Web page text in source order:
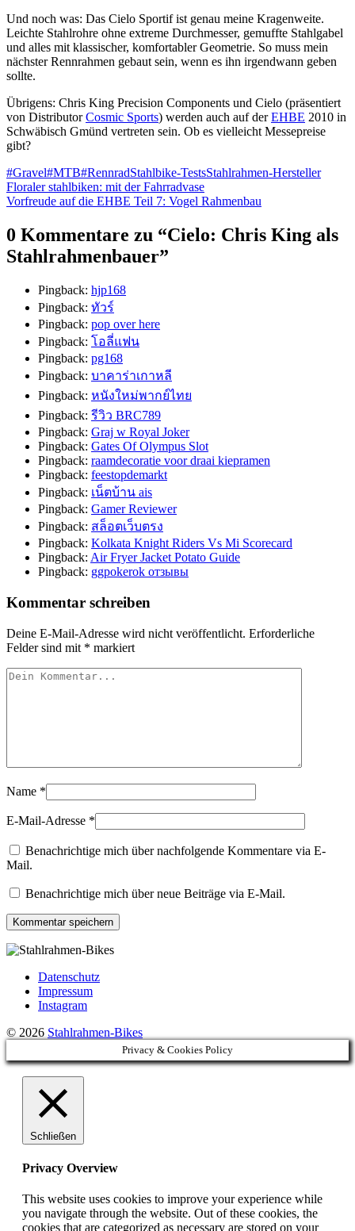
Und noch was: Das Cielo Sportif ist genau meine Kragenweite.
Leichte Stahlrohre ohne extreme Durchmesser, gemuffte Stahlgabel
und alles mit klassischer, komfortabler Geometrie. So muss mein
nächster Rennrahmen gebaut sein, wenn es ihn irgendwann geben
sollte.
Übrigens: Chris King Precision Components und Cielo (präsentiert
von DistributorCosmic Sports) werden auch auf derEHBE 2010 in
Schwäbisch Gmünd vertreten sein. Ob es vielleicht Messepreise
gibt?
#Gravel#MTB#RennradStahlbike-TestsStahlrahmen-Hersteller
Beitragsnavigation
Floraler stahlbiken: mit der Fahrradvase
Vorfreude auf die EHBE Teil 7: Vogel Rahmenbau
0 Kommentare zu “Cielo: Chris King als
Stahlrahmenbauer”
Pingback: hjp168
Pingback: ทัวร์
Pingback: pop over here
Pingback: โอลี่แฟน
Pingback: pg168
Pingback: บาคาร่าเกาหลี
Pingback: หนังใหม่พากย์ไทย
Pingback: รีวิว BRC789
Pingback: Graj w Royal Joker
Pingback: Gates Of Olympus Slot
Pingback: raamdecoratie voor draai kiepramen
Pingback: feestopdemarkt
Pingback: เน็ตบ้าน ais
Pingback: Gamer Reviewer
Pingback: สล็อตเว็บตรง
Pingback: Kolkata Knight Riders Vs Mi Scorecard
Pingback: Air Fryer Jacket Potato Guide
Pingback: ggpokerok отзывы
Kommentar schreiben
Deine E-Mail-Adresse wird nicht veröffentlicht. Erforderliche
Felder sind mit * markiert
Name *
E-Mail-Adresse *
Benachrichtige mich über nachfolgende Kommentare via E-
Mail.
Benachrichtige mich über neue Beiträge via E-Mail.
Datenschutz
Impressum
Instagram
© 2026 Stahlrahmen-Bikes
Privacy & Cookies Policy
Schließen
Privacy Overview
This website uses cookies to improve your experience while
you navigate through the website. Out of these cookies, the
cookies that are categorized as necessary are stored on your